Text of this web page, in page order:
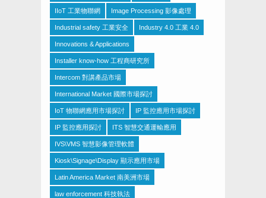
IIoT 工業物聯網 Image Processing 影像處理
Industrial safety 工業安全 Industry 4.0 工業 4.0
Innovations & Applications
Installer know-how 工程商研究所
Intercom 對講產品市場
International Market 國際市場探討
IoT 物聯網應用市場探討 IP 監控應用市場探討
IP 監控應用探討 ITS 智慧交通運輸應用
IVS\VMS 智慧影像管理軟體
Kiosk\Signage\Display 顯示應用市場
Latin America Market 南美洲市場
law enforcement 科技執法